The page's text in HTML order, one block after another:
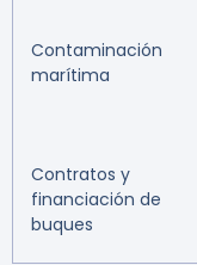
Contaminación
marítima
Contratos y
financiación de
buques